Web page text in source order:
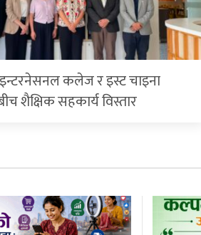
इन्टरनेसनल कलेज र इस्ट चाइना
शैक्षिक सहकार्य विस्तार